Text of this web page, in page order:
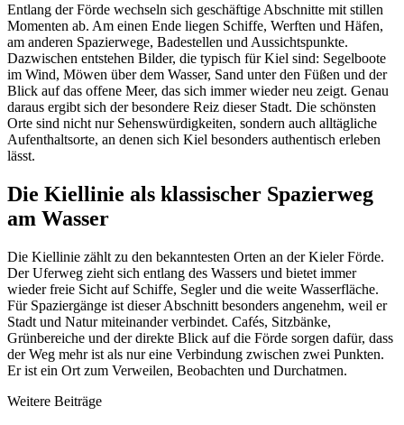
Entlang der Förde wechseln sich geschäftige Abschnitte mit stillen
Momenten ab. Am einen Ende liegen Schiffe, Werften und Häfen,
am anderen Spazierwege, Badestellen und Aussichtspunkte.
Dazwischen entstehen Bilder, die typisch für Kiel sind: Segelboote
im Wind, Möwen über dem Wasser, Sand unter den Füßen und der
Blick auf das offene Meer, das sich immer wieder neu zeigt. Genau
daraus ergibt sich der besondere Reiz dieser Stadt. Die schönsten
Orte sind nicht nur Sehenswürdigkeiten, sondern auch alltägliche
Aufenthaltsorte, an denen sich Kiel besonders authentisch erleben
lässt.
Die Kiellinie als klassischer Spazierweg
am Wasser
Die Kiellinie zählt zu den bekanntesten Orten an der Kieler Förde.
Der Uferweg zieht sich entlang des Wassers und bietet immer
wieder freie Sicht auf Schiffe, Segler und die weite Wasserfläche.
Für Spaziergänge ist dieser Abschnitt besonders angenehm, weil er
Stadt und Natur miteinander verbindet. Cafés, Sitzbänke,
Grünbereiche und der direkte Blick auf die Förde sorgen dafür, dass
der Weg mehr ist als nur eine Verbindung zwischen zwei Punkten.
Er ist ein Ort zum Verweilen, Beobachten und Durchatmen.
Weitere Beiträge